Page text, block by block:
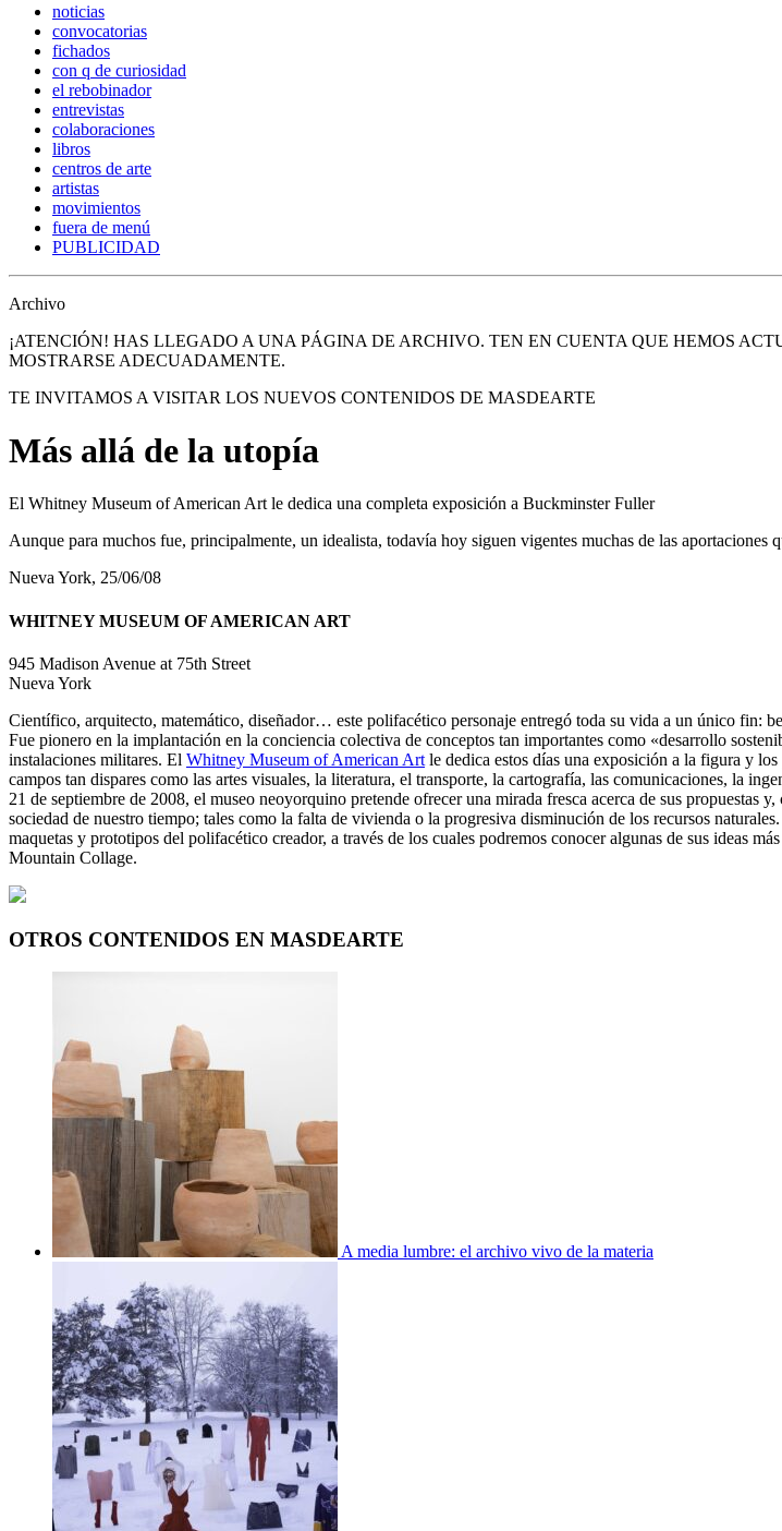
noticias
convocatorias
fichados
con q de curiosidad
el rebobinador
entrevistas
colaboraciones
libros
centros de arte
artistas
movimientos
fuera de menú
PUBLICIDAD
Archivo
¡ATENCIÓN! HAS LLEGADO A UNA PÁGINA DE ARCHIVO. TEN EN CUENTA QUE HEMOS
MOSTRARSE ADECUADAMENTE.
TE INVITAMOS A VISITAR LOS NUEVOS CONTENIDOS DE MASDEARTE
Más allá de la utopía
El Whitney Museum of American Art le dedica una completa exposición a Buckminster Fuller
Aunque para muchos fue, principalmente, un idealista, todavía hoy siguen vigentes muchas de las
Nueva York, 25/06/08
WHITNEY MUSEUM OF AMERICAN ART
945 Madison Avenue at 75th Street
Nueva York
Científico, arquitecto, matemático, diseñador… este polifacético personaje entregó toda su vida a un único fin:
Fue pionero en la implantación en la conciencia colectiva de conceptos tan importantes como «desarrollo
instalaciones militares. El Whitney Museum of American Art le dedica estos días una exposición a la figura y
campos tan dispares como las artes visuales, la literatura, el transporte, la cartografía, las comunicaciones, la
21 de septiembre de 2008, el museo neoyorquino pretende ofrecer una mirada fresca acerca de sus propuestas
sociedad de nuestro tiempo; tales como la falta de vivienda o la progresiva disminución de los recursos
maquetas y prototipos del polifacético creador, a través de los cuales podremos conocer algunas de sus ideas
Mountain Collage.
OTROS CONTENIDOS EN MASDEARTE
A media lumbre: el archivo vivo de la materia